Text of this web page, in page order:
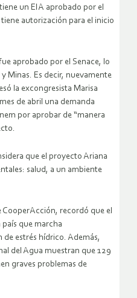
un EIA aprobado por el
autorización para el inicio
aprobado por el Senace, lo
Minas. Es decir, nuevamente
la excongresista Marisa
de abril una demanda
por aprobar de “manera
que el proyecto Ariana
salud, a un ambiente
CooperAcción, recordó que el
que marcha
de estrés hídrico. Además,
del Agua muestran que 129
graves problemas de